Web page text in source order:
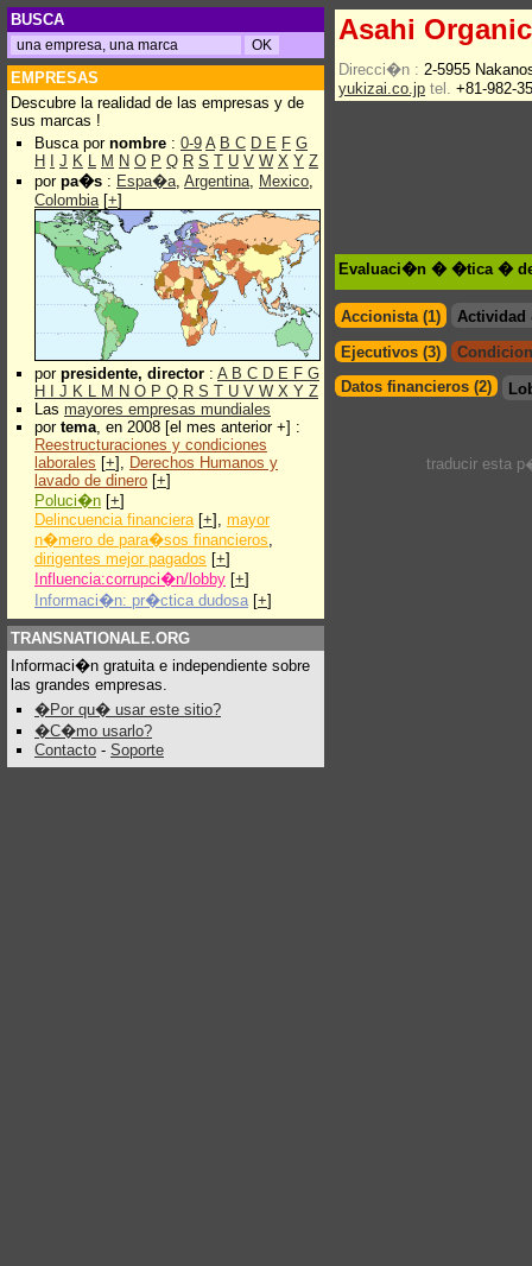
BUSCA
EMPRESAS
Descubre la realidad de las empresas y de
sus marcas !
Busca por nombre : 0-9 A B C D E F G
H
J K L M N O P Q R S T U V W X Y Z
por pa�s : Espa�a, Argentina, Mexico,
Colombia[+]
por presidente, director : A B C D E F G
H
J K L M N O P Q R S T U V W X Y Z
Las mayores empresas mundiales
por tema, en 2008 [el mes anterior +] :
Reestructuraciones y condiciones
laborales [+], Derechos Humanos y
lavado de dinero [+]
Poluci�n [+]
Delincuencia financiera[+], mayor
n�mero de para�sos financieros,
dirigentes mejor pagados [+]
Influencia:corrupci�n/lobby [+]
Informaci�n: pr�ctica dudosa [+]
TRANSNATIONALE.ORG
Informaci�n gratuita e independiente sobre
las grandes empresas.
�Por qu� usar este sitio?
�C�mo usarlo?
Contacto - Soporte
Asahi
Direcci�n : 2-5955
yukizai.co.jp tel. +81-982-
Evaluaci�n � �tica � de
Accionista (1)
Actividad
Ejecutivos (3)
Datos financieros (2)
traducir esta